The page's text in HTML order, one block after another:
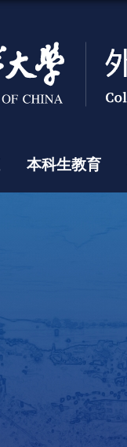
本科生教育